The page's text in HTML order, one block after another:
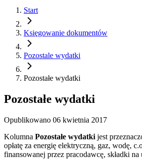
Start
Księgowanie dokumentów
Pozostale wydatki
Pozostałe wydatki
Pozostałe wydatki
Opublikowano 06 kwietnia 2017
Kolumna Pozostałe wydatki jest
opłatę za energię elektryczną, gaz, wodę,
finansowanej przez pracodawcę, składki